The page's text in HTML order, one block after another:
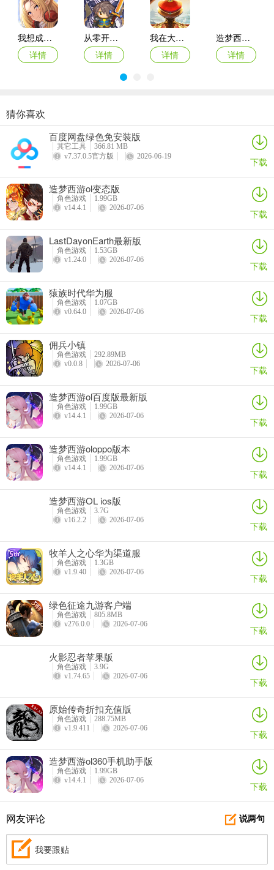
芙蓉仙子
特殊技能：
拿来做攻宠，而且特殊技能比较鸡肋，基本都是打掉不用的。而且体
力和防御资质比较一般，但是速度资质不错，目前主流的勄功打法，
隐身一般较少因为隐身+高连伤害就少了40%，剑气就不介绍了。
勄攻：高必杀、高连、高神佑、高勇敢、高强壮、高敏捷、审判【上
述技能只要宠物+护符能凑足即可，没有高级可以用低级下位替代】如
果想要打造隐攻的话，可以把高强壮和敏捷换成高隐身、高强力或者
高偷袭即可。
九头鸟
特殊技能：
大法特殊技能雷厉风行也较为实用，目前主流打法是按照资质决定
的。
述技能只要宠物+护符能凑足即可，没有高级可以用低级下位替代】
血毒法：高法爆、高毒、高神佑、大法、高灵蕴（高法连或者高防
可以用低级下位替代】血毒打法比较多，对于高灵蕴、高法爆、高法
连、高防御看资质取舍，血毒法站场比较重要，所以保命的技能必不
可少。基本上打造完后用到一百多级也不会落伍。
特殊技能：
灵羊仙子的特殊技能稳定150%伤害非常好用，还没有使用要求，加上
出色的资质，相当多人会进行打造。目前比较主流的勄功还有一些耐
加点的持久战灵羊。
勄功：高敏捷、高神佑、高勇敢、高强力、流云、高必杀、审判（感
知）【上述技能只要宠物+护符能凑足即可，没有高级可以用低级下位
持久：高必杀、高强壮、高吸血、高勇敢、流云、高保命、夜战（审
判、幸运、偷袭、感知、驱鬼、再生）【上述技能只要宠物+护符能凑
足即可，没有高级可以用低级下位替代】追求就是不能被一下敲死，
然后通过高吸血和保命持续回血输出。
耐攻：高必杀、高防御、高吸血、高保命、高报复、流云、反击（夜
战）【上述技能只要宠物+护符能凑足即可，没有高级可以用低级下位
伤而已，一般小技能带反击会更好。
85级携带宠物的大致打造方法就这么多了，其实还有不少其他的打法
的，但是打造人数较少这里就不一一列举了。
我想成为影之强者国际服最新版本
详情
从零开始：结束
详情
我在大清当皇帝折扣端
详情
造梦西游ol腾讯版
详情
原始传奇oppo版登录器
详情
梦幻西游ios版
详情
永恒之塔2苹果版
原始传奇百度客户端
猜你喜欢
百度网盘绿色免安装版
其它工具
366.81 MB
v7.37.0.5官方版
2026-06-19 下载
造梦西游ol变态版
角色游戏
1.99GB
v14.4.1
2026-07-06 下载
LastDayonEarth最新版
角色游戏
1.53GB
v1.24.0
2026-07-06 下载
猿族时代华为服
角色游戏
1.07GB
v0.64.0
2026-07-06 下载
佣兵小镇
角色游戏
292.89MB
v0.0.8
2026-07-06 下载
造梦西游ol百度版最新版
角色游戏
1.99GB
v14.4.1
2026-07-06 下载
造梦西游oloppo版本
角色游戏
1.99GB
v14.4.1
2026-07-06 下载
造梦西游OL ios版
角色游戏
3.7G
v16.2.2
2026-07-06 下载
牧羊人之心华为渠道服
角色游戏
1.3GB
v1.9.40
2026-07-06 下载
绿色征途九游客户端
角色游戏
805.8MB
v276.0.0
2026-07-06 下载
火影忍者苹果版
角色游戏
3.9G
v1.74.65
2026-07-06 下载
原始传奇折扣充值版
角色游戏
288.75MB
v1.9.411
2026-07-06 下载
造梦西游ol360手机助手版
角色游戏
1.99GB
v14.4.1
2026-07-06 下载
说两句
网友评论
我要跟贴